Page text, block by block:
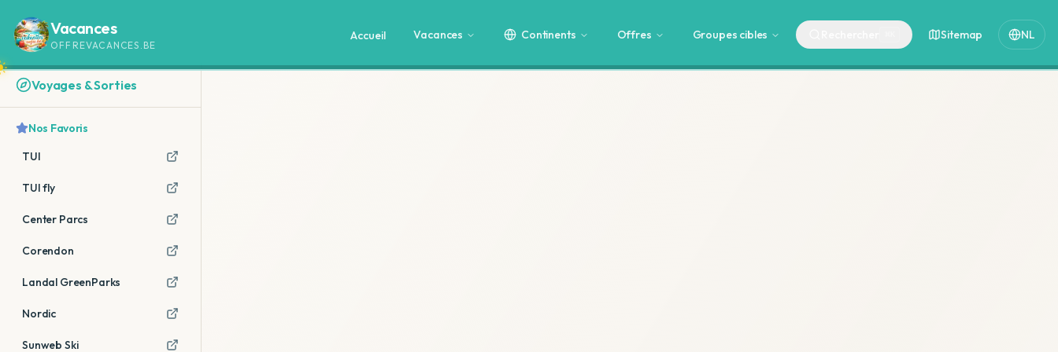
Vacances
OFFREVACANCES.BE
Accueil Vacances Continents Offres Groupes cibles Sitemap NL
Voyages & Sorties
Nos Favoris
TUI
TUI fly
Center Parcs
Corendon
Landal GreenParks
Nordic
Sunweb Ski